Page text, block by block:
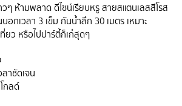
ๆ ห้ามพลาด ดีไซน์เรียบหรู สายสแตนเลสสีโรส
กเวลา 3 เข็ม กันน้ำลึก 30 เมตร เหมาะ
ยว หรือไปปาร์ตี้ก็เก๋สุดๆ
าชัดเจน
กลด์